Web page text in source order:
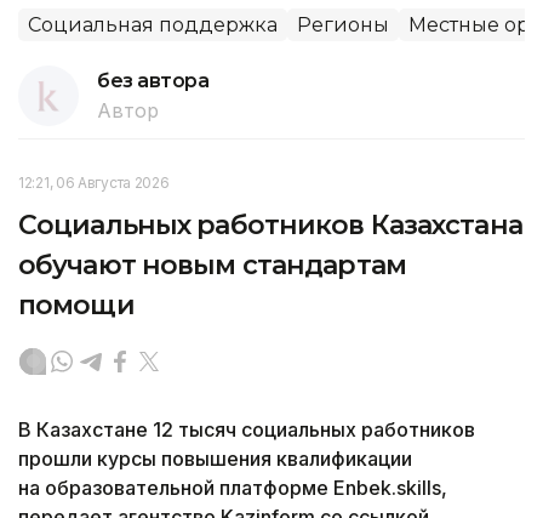
Социальная поддержка Регионы Местные
без автора
Автор
12:21, 06 Августа 2026
Социальных работников Казахстана
обучают новым стандартам
помощи
В Казахстане 12 тысяч социальных работников
прошли курсы повышения квалификации
на образовательной платформе Enbek.skills,